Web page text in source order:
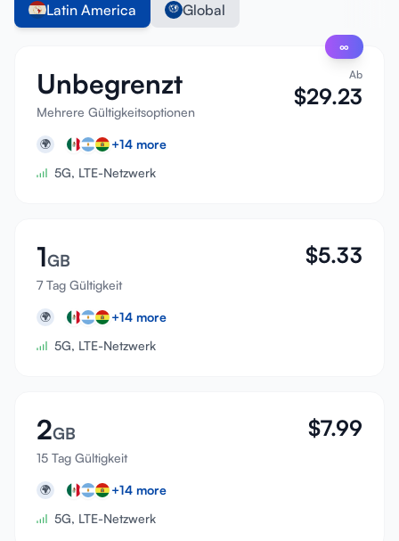
Latin America Global
∞
Unbegrenzt
Mehrere Gültigkeitsoptionen
Ab
$29.23
🌍 +14 more
5G, LTE-Netzwerk
1GB
7 Tag Gültigkeit
$5.33
🌍 +14 more
5G, LTE-Netzwerk
2GB
15 Tag Gültigkeit
$7.99
🌍 +14 more
5G, LTE-Netzwerk